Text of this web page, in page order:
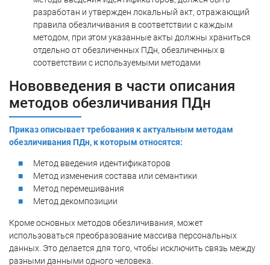
разработан и утвержден локальный акт, отражающий
правила обезличивания в соответствии с каждым
методом, при этом указанные акты должны храниться
отдельно от обезличенных ПДн, обезличенных в
соответствии с используемыми методами
Нововведения в части описания
методов обезличивания ПДн
Приказ описывает требования к актуальным методам
обезличивания ПДн, к которым относятся:
Метод введения идентификаторов
Метод изменения состава или семантики
Метод перемешивания
Метод декомпозиции
Кроме основных методов обезличивания, может
использоваться преобразование массива персональных
данных. Это делается для того, чтобы исключить связь между
разными данными одного человека.